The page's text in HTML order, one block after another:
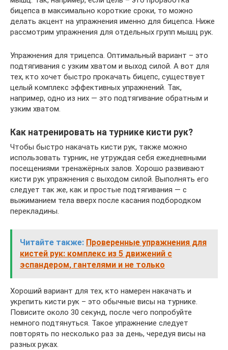
бицепса в максимально короткие сроки, то можно
делать акцент на упражнения именно для бицепса. Ниже
рассмотрим упражнения для отдельных групп мышц рук.
Упражнения для трицепса. Оптимальный вариант – это
подтягивания с узким хватом и выход силой. А вот для
тех, кто хочет быстро прокачать бицепс, существует
целый комплекс эффективных упражнений. Так,
например, одно из них — это подтягивание обратным и
узким хватом.
Как натренировать на турнике кисти рук?
Чтобы быстро накачать кисти рук, также можно
использовать турник, не утруждая себя ежедневными
посещениями тренажёрных залов. Хорошо развивают
кисти рук упражнения с выходом силой. Выполнять его
следует так же, как и простые подтягивания — с
выжиманием тела вверх после касания подбородком
перекладины.
Читайте также: Проверенные упражнения для
кистей рук: комплекс из 5 движений с
эспандером, гантелями и не только
Хороший вариант для тех, кто намерен накачать и
укрепить кисти рук – это обычные висы на турнике.
Повисите около 30 секунд, после чего попробуйте
немного подтянуться. Такое упражнение следует
повторять по несколько раз за день, чередуя висы на
разных руках.